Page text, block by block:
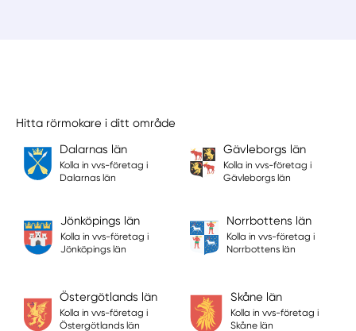
Hitta rörmokare i ditt område
Dalarnas län
Kolla in vvs-företag i
Dalarnas län
Gävleborgs län
Kolla in vvs-företag i
Gävleborgs län
Jönköpings län
Kolla in vvs-företag i
Jönköpings län
Norrbottens län
Kolla in vvs-företag i
Norrbottens län
Östergötlands län
Kolla in vvs-företag i
Östergötlands län
Skåne län
Kolla in vvs-företag i
Skåne län